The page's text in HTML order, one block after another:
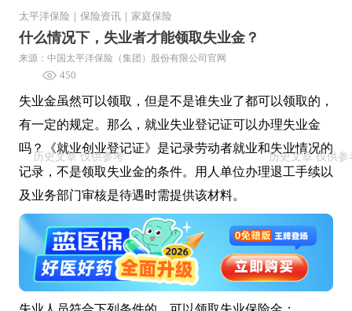
太平洋保险 保险资讯 家庭保险
什么情况下，失业者才能领取失业金？
来源：中国太平洋保险（集团）股份有限公司官网
450
失业金虽然可以领取，但是不是谁失业了都可以领取的，
有一定的规定。那么，就业失业登记证可以办理失业金
吗？《就业创业登记证》是记录劳动者就业和失业情况的
记录，不是领取失业金的条件。用人单位办理退工手续以
及业务部门审核是待遇时需提供该材料。